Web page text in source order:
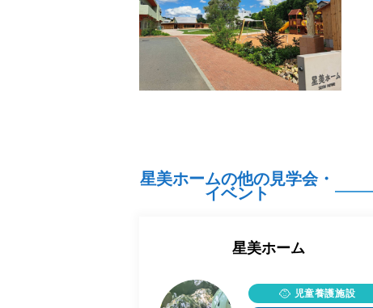
星美ホームの他の見学会・
イベント
星美ホーム
児童養護施設